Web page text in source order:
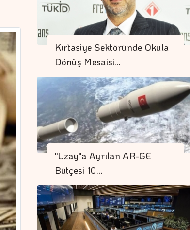
Kırtasiye Sektöründe Okula
Dönüş Mesaisi…
"Uzay"a Ayrılan AR-GE
Bütçesi 10…